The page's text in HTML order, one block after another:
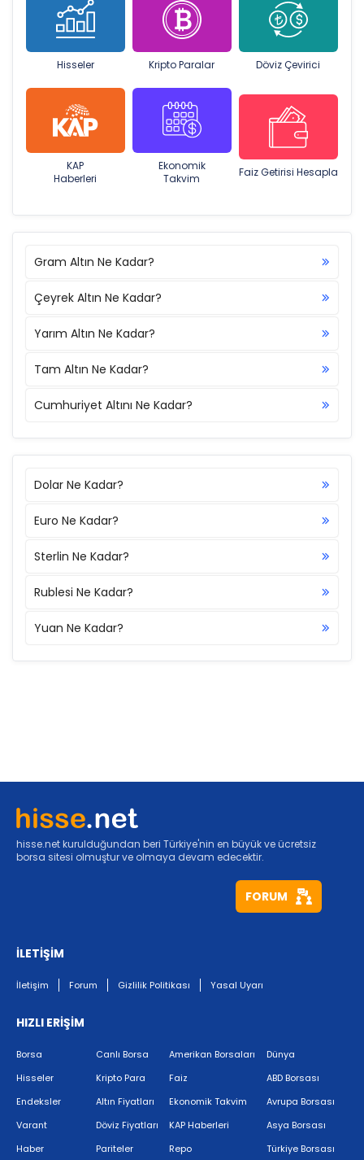
Hisseler Kripto Paralar Döviz Çevirici
KAP
Haberleri
Ekonomik
Takvim
Faiz Getirisi Hesapla
Gram Altın Ne Kadar?
Çeyrek Altın Ne Kadar?
Yarım Altın Ne Kadar?
Tam Altın Ne Kadar?
Cumhuriyet Altını Ne Kadar?
Dolar Ne Kadar?
Euro Ne Kadar?
Sterlin Ne Kadar?
Rublesi Ne Kadar?
Yuan Ne Kadar?
hisse.net kurulduğundan beri Türkiye'nin en büyük ve ücretsiz
borsa sitesi olmuştur ve olmaya devam edecektir.
FORUM
İLETİŞİM
İletişim Forum Gizlilik Politikası Yasal Uyarı
HIZLI ERİŞİM
Borsa
Hisseler
Endeksler
Varant
Haber
Canlı Borsa
Kripto Para
Altın Fiyatları
Döviz Fiyatları
Pariteler
Amerikan Borsaları
Faiz
Ekonomik Takvim
KAP Haberleri
Repo
Dünya
ABD Borsası
Avrupa Borsası
Asya Borsası
Türkiye Borsası